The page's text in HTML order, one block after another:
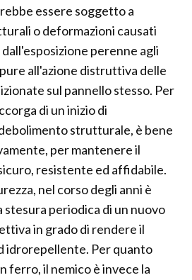
essere soggetto a
o deformazioni causati
perenne agli
all'azione distruttiva delle
sul pannello stesso. Per
di un inizio di
strutturale, è bene
per mantenere il
resistente ed affidabile.
nel corso degli anni è
stesura periodica di un nuovo
in grado di rendere il
idrorepellente. Per quanto
ferro, il nemico è invece la